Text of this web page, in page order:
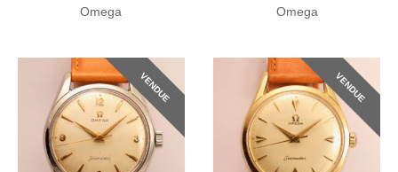
Omega
Omega
VENDUE VENDUE